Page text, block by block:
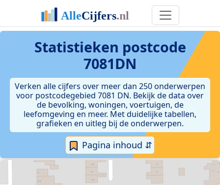
Statistieken postcode
7081DN
Verken alle cijfers over meer dan 250 onderwerpen
voor postcodegebied 7081 DN. Bekijk de data over
de bevolking, woningen, voertuigen, de
leefomgeving en meer. Met duidelijke tabellen,
grafieken en uitleg bij de onderwerpen.
Pagina inhoud ⇵